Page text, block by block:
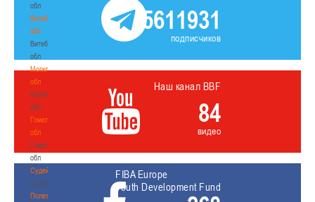
обл
Витебская
обл
Витебская
обл
Могилевская
обл
Могилевская
обл
Гомельская
обл
Гомельская
обл
Судейство
Судейство
Полезные
5611931
подписчиков
Наш канал BBF
84
видео
FIBA Europe
Youth Development Fund